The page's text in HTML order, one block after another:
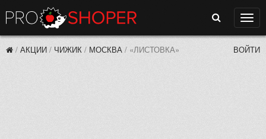
Поиск
/ АКЦИИ / ЧИЖИК / МОСКВА / «ЛИСТОВКА» ВОЙТИ